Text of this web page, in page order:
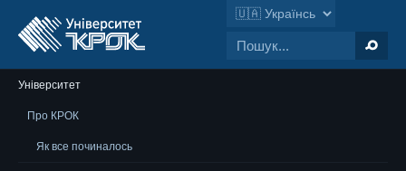
Університет
Про КРОК
Як все починалось